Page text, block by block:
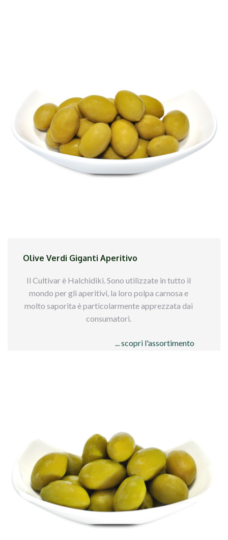
All available packs, about these olives, are below
Olive Verdi Giganti Aperitivo
Il Cultivar è Halchidiki. Sono utilizzate in tutto il
mondo per gli aperitivi, la loro polpa carnosa e
molto saporita è particolarmente apprezzata dai
consumatori.
Qui sotto trovi tutti i formati disponibili per
the bars and to the restaurant which use them
for aperitives.
All available packs, about these olives, are below
... scopri l'assortimento